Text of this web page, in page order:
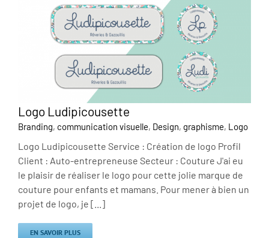
Logo Ludipicousette
Branding, communication visuelle, Design, graphisme, Logo
Logo Ludipicousette Service : Création de logo Profil
Client : Auto-entrepreneuse Secteur : Couture J'ai eu
le plaisir de réaliser le logo pour cette jolie marque de
couture pour enfants et mamans. Pour mener à bien un
projet de logo, je [...]
EN SAVOIR PLUS